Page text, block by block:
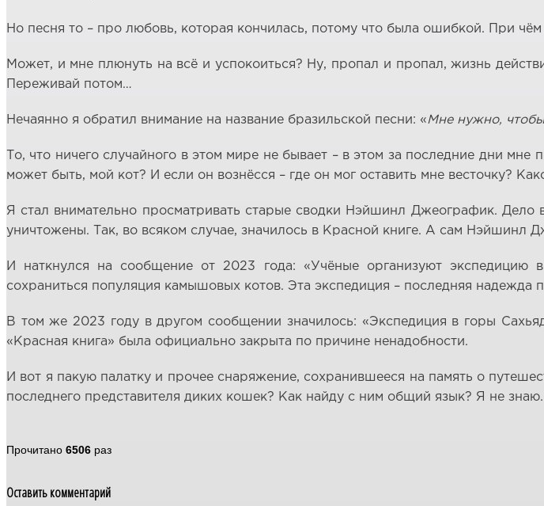
Но песня то – про любовь, которая кончилась, потому что была ошибкой. При
Может, и мне плюнуть на всё и успокоиться? Ну, пропал и пропал, жизнь
Переживай потом…
Нечаянно я обратил внимание на название бразильской песни: « Мне нужно,
То, что ничего случайного в этом мире не бывает – в этом за последние дни
может быть, мой кот? И если он вознёсся – где он мог оставить мне весточку?
Я стал внимательно просматривать старые сводки Нэйшинл Джеографик.
уничтожены. Так, во всяком случае, значилось в Красной книге. А сам Нэйшинл
И наткнулся на сообщение от 2023 года: «Учёные организуют
сохраниться популяция камышовых котов. Эта экспедиция – последняя надежда
В том же 2023 году в другом сообщении значилось: «Экспедиция в горы
«Красная книга» была официально закрыта по причине ненадобности.
И вот я пакую палатку и прочее снаряжение, сохранившееся на память о
последнего представителя диких кошек? Как найду с ним общий язык? Я не
Прочитано 6506 раз
Оставить комментарий